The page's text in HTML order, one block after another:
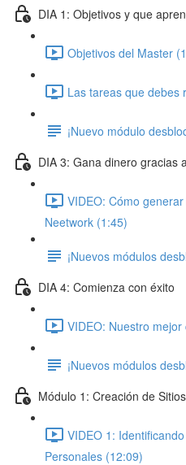
DIA 1: Objetivos y que
Objetivos del Master
Las tareas que debes
¡Nuevo módulo
DIA 3: Gana dinero gracias
VIDEO: Cómo
Neetwork (1:45)
¡Nuevos módulos
DIA 4: Comienza con éxito
VIDEO: Nuestro
¡Nuevos módulos
Módulo 1: Creación de
VIDEO 1:
Personales (12:09)